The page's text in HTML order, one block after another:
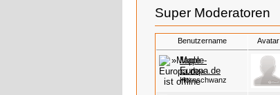
Super Moderatoren
Benutzername Avatar
Maple-
Europa.de
Hornschwanz